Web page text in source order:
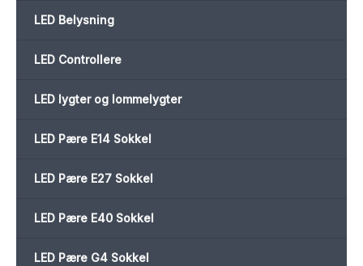
LED Belysning
LED Controllere
LED lygter og lommelygter
LED Pære E14 Sokkel
LED Pære E27 Sokkel
LED Pære E40 Sokkel
LED Pære G4 Sokkel